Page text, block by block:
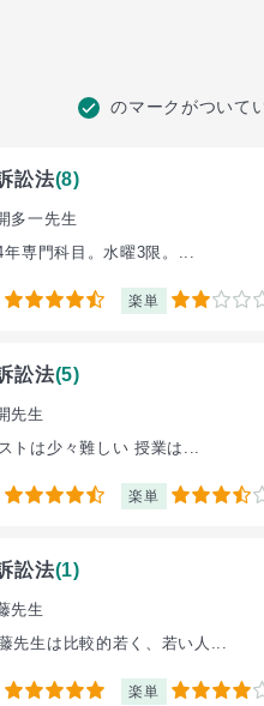
のマークがついて
訟法(8)
多一先生
年専門科目。水曜3限。...
4.5 楽単 2
訟法(5)
先生
トは少々難しい 授業は...
4.5 楽単 3.5
訟法(1)
先生
先生は比較的若く、若い人...
5 楽単 4